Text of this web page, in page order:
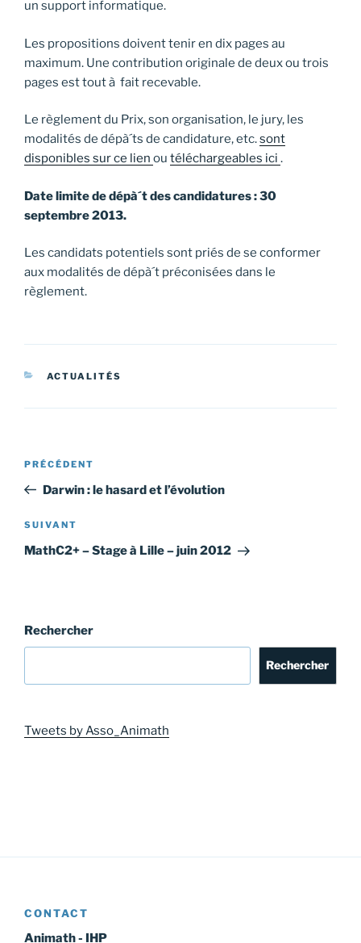
un support informatique.
Les propositions doivent tenir en dix pages au
maximum. Une contribution originale de deux ou trois
pages est tout à fait recevable.
Le règlement du Prix, son organisation, le jury, les
modalités de dépà´ts de candidature, etc.sont
disponibles sur ce lien ou téléchargeables ici .
Date limite de dépà´t des candidatures : 30
septembre 2013.
Les candidats potentiels sont priés de se conformer
aux modalités de dépà´t préconisées dans le
règlement.
CATÉGORIES
ACTUALITÉS
Navigation
l’article
Article
précédent
PRÉCÉDENT
Darwin : le hasard et l’évolution
Article
suivant
SUIVANT
MathC2+ – Stage à Lille – juin 2012
Rechercher
Rechercher
Tweets by Asso_Animath
CONTACT
Animath - IHP